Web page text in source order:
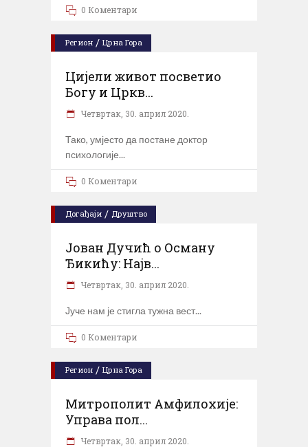
0 Коментари
Регион / Црна Гора
Цијели живот посветио
Богу и Цркв...
Четвртак, 30. април 2020.
Тако, умјесто да постане доктор
психологије
0 Коментари
Догађаји / Друштво
Јован Дучић о Осману
Ђикићу: Најв...
Четвртак, 30. април 2020.
Јуче нам је стигла тужна вест
0 Коментари
Регион / Црна Гора
Митрополит Амфилохије:
Управа пол...
Четвртак, 30. април 2020.